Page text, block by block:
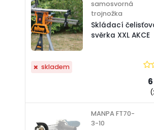
Skládací
svěrka XXL AKCE
samosvorná
trojnožka
skladem
MANPA FT70-
3-10